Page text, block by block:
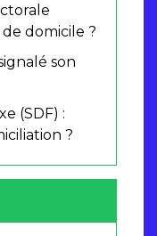
domicile ?
son
(SDF) :
?